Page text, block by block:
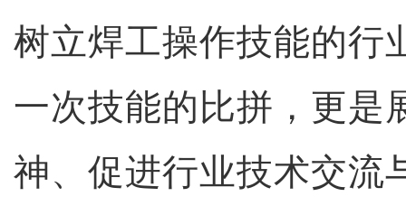
树立焊工操作技能的行
一次技能的比拼，更是
神、促进行业技术交流